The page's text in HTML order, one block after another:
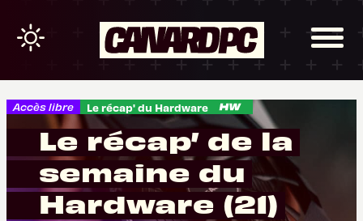
Accès libre Le récap' du Hardware
Le récap’ de la
semaine du
Hardware (21)